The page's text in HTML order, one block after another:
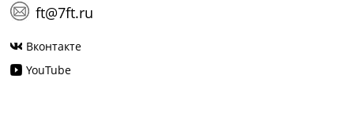
ft@7ft.ru
Вконтакте
YouTube